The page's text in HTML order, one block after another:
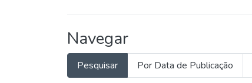
Navegar
Pesquisar Por Data de Publicação